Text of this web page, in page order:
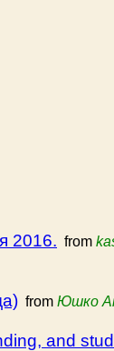
2016. from
from Юшко
and